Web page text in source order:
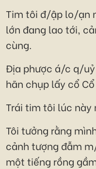
Tim tôi đ/ập lo/ạn
lớn đang lao tới,
cùng.
Địa phược á/c q/
hãn chụp lấy cổ Cổ
Trái tim tôi lúc này
Tôi tưởng rằng
cảnh tượng đẫm
một tiếng rồng